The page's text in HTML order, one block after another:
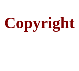
Copyright